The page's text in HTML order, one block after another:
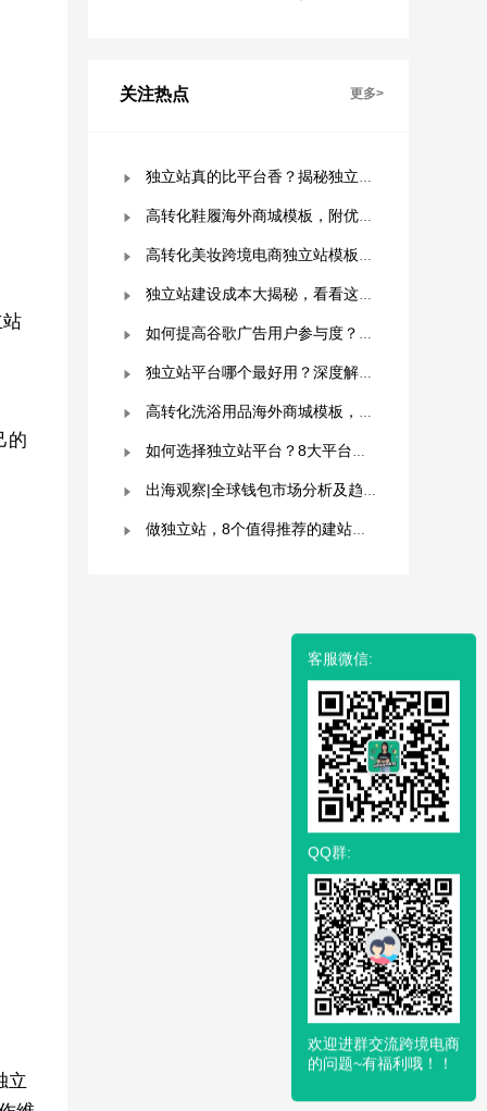
的
立
关注热点 更多>
客服微信:
QQ群:
欢迎进群交流跨境电商
的问题~有福利哦！！